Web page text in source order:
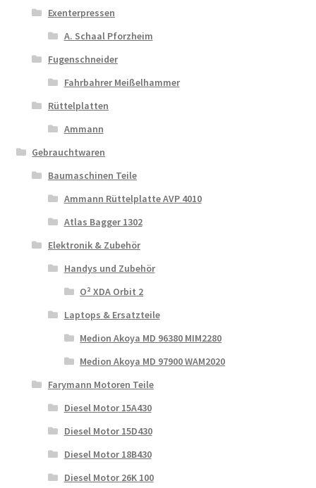
Exenterpressen
A. Schaal Pforzheim
Fugenschneider
Fahrbahrer Meißelhammer
Rüttelplatten
Ammann
Gebrauchtwaren
Baumaschinen Teile
Ammann Rüttelplatte AVP 4010
Atlas Bagger 1302
Elektronik & Zubehör
Handys und Zubehör
O² XDA Orbit 2
Laptops & Ersatzteile
Medion Akoya MD 96380 MIM2280
Medion Akoya MD 97900 WAM2020
Farymann Motoren Teile
Diesel Motor 15A430
Diesel Motor 15D430
Diesel Motor 18B430
Diesel Motor 26K 100